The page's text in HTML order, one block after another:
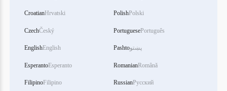
CroatianHrvatski
CzechČeský
EnglishEnglish
EsperantoEsperanto
FilipinoFilipino
PolishPolski
PortuguesePortuguês
Pashtoپښتو
RomanianRomână
RussianРусский